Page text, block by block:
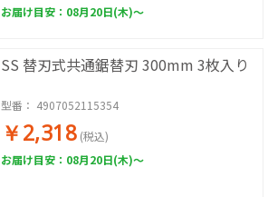
お届け目安：08月20日(木)～
SS 替刃式共通鋸替刃 300mm 3枚入り
型番： 4907052115354
￥2,318 (税込)
お届け目安：08月20日(木)～